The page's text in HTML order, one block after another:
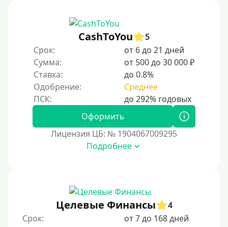
CashToYou
5
Срок:
от 6 до 21 дней
Сумма:
от 500 до 30 000 ₽
Ставка:
до 0.8%
Одобрение:
Среднее
Оформить
Лицензия ЦБ: № 1904067009295
Подробнее
Целевые Финансы
4
Срок:
от 7 до 168 дней